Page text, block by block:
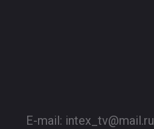
E-mail: intex_tv@mail.ru